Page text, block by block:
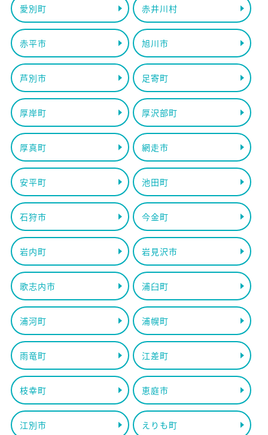
愛別町 赤井川村
赤平市 旭川市
芦別市 足寄町
厚岸町 厚沢部町
厚真町 網走市
安平町 池田町
石狩市 今金町
岩内町 岩見沢市
歌志内市 浦臼町
浦河町 浦幌町
雨竜町 江差町
枝幸町 恵庭市
江別市 えりも町